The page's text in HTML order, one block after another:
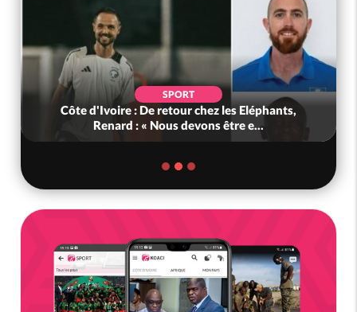
SPORT
Côte d'Ivoire : De retour chez les Eléphants,
Renard : « Nous devons être e...